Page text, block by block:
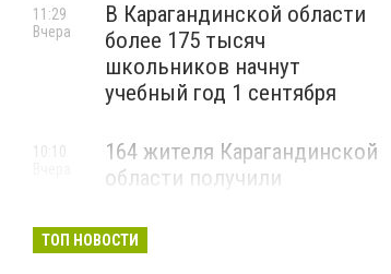
В Карагандинской области
более 175 тысяч
школьников начнут
учебный год 1 сентября
11:29
Вчера
164 жителя Карагандинской
области получили
бизнес
10:10
ТОП НОВОСТИ